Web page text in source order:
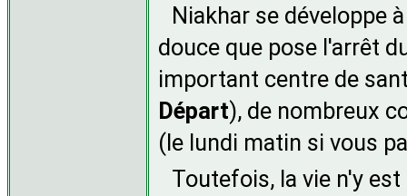
Niakhar se développe
douce que pose l'arrêt
important centre de
Départ), de nombreux
(le lundi matin si vous
Toutefois, la vie n'y